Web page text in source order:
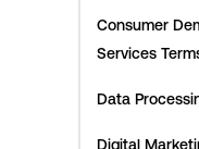
Consumer
Services
Data
Digital